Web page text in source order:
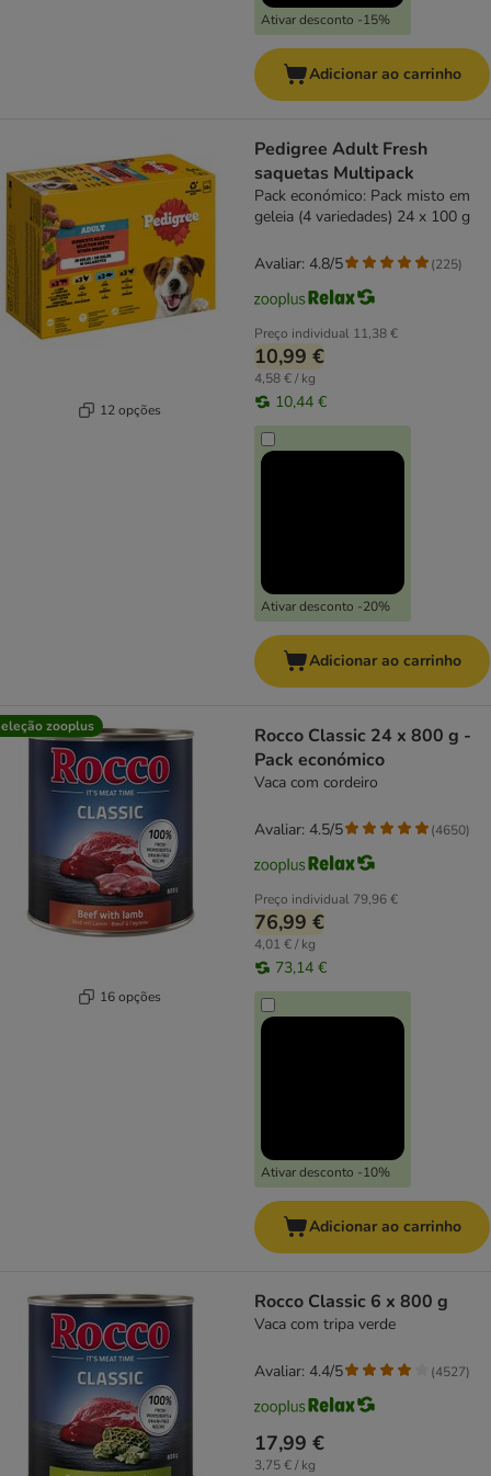
Ativar desconto -15%
Adicionar ao carrinho
12 opções
Pedigree Adult Fresh
saquetas Multipack
Pack económico: Pack misto em
geleia (4 variedades) 24 x 100 g
Preço individual 11,38 €
10,99 €
4,58 € / kg
10,44 €
Ativar desconto -20%
Avaliar: 4.8/5 (225)
Adicionar ao carrinho
zooplus
16 opções
Rocco Classic 24 x 800 g -
Pack económico
Vaca com cordeiro
Preço individual 79,96 €
76,99 €
4,01 € / kg
73,14 €
Ativar desconto -10%
Avaliar: 4.5/5 (4650)
Adicionar ao carrinho
Rocco Classic 6 x 800 g
Vaca com tripa verde
17,99 €
3,75 € / kg
Avaliar: 4.4/5 (4527)